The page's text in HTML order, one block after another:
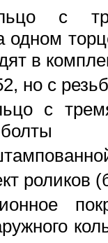
с
одном
в
но с
с
роликов